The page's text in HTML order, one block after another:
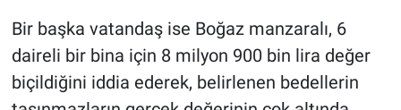
Bir başka vatandaş ise Boğaz manzaralı, 6
daireli bir bina için 8 milyon 900 bin lira değer
biçildiğini iddia ederek, belirlenen bedellerin